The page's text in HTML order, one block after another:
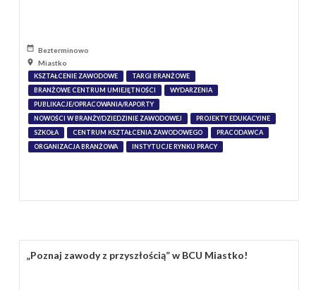
Bezterminowo
Miastko
KSZTAŁCENIE ZAWODOWE
TARGI BRANŻOWE
BRANŻOWE CENTRUM UMIEJĘTNOŚCI
WYDARZENIA
PUBLIKACJE/OPRACOWANIA/RAPORTY
NOWOŚCI W BRANŻY/DZIEDZINIE ZAWODOWEJ
PROJEKTY EDUKACYJNE
SZKOŁA
CENTRUM KSZTAŁCENIA ZAWODOWEGO
PRACODAWCA
ORGANIZACJA BRANŻOWA
INSTYTUCJE RYNKU PRACY
„Poznaj zawody z przyszłością” w BCU Miastko!